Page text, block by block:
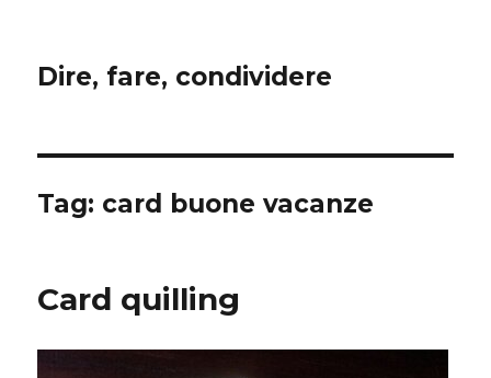
Dire, fare, condividere
Tag: card buone vacanze
Card quilling